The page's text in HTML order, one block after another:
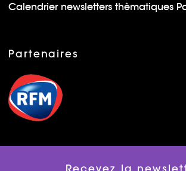
Calendrier newsletters thèmatiques
Partenaires